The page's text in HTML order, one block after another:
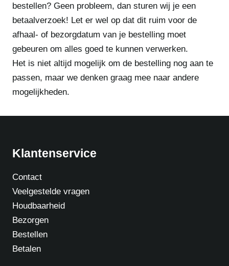
bestellen? Geen probleem, dan sturen wij je een
betaalverzoek! Let er wel op dat dit ruim voor de
afhaal- of bezorgdatum van je bestelling moet
gebeuren om alles goed te kunnen verwerken.
Het is niet altijd mogelijk om de bestelling nog aan te
passen, maar we denken graag mee naar andere
mogelijkheden.
Klantenservice
Contact
Veelgestelde vragen
Houdbaarheid
Bezorgen
Bestellen
Betalen